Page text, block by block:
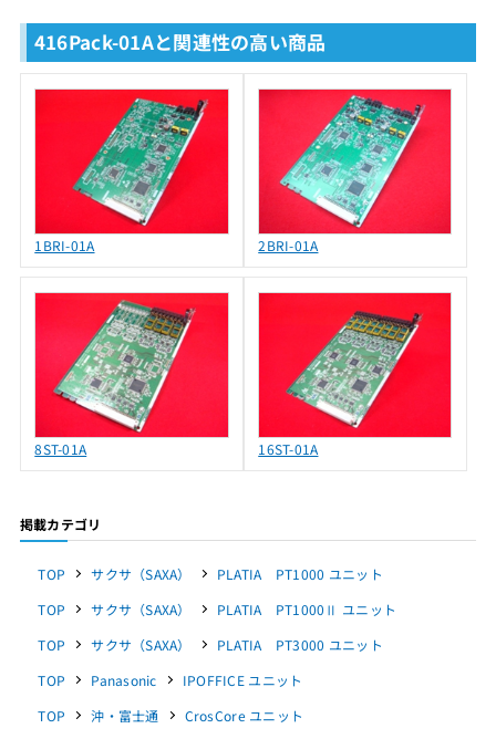
416Pack-01Aと関連性の高い商品
1BRI-01A 2BRI-01A
8ST-01A 16ST-01A
掲載カテゴリ
TOP サクサ（SAXA）
PLATIA PT1000 ユニット
TOP
サクサ（SAXA）
PLATIA PT1000Ⅱ ユニット
TOP
サクサ（SAXA）
PLATIA PT3000 ユニット
TOP
Panasonic
IPOFFICE ユニット
TOP
沖・富士通 CrosCore ユニット